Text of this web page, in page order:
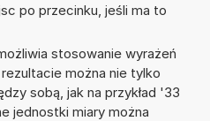
po przecinku, jeśli ma to
stosowanie wyrażeń
można nie tylko
sobą, jak na przykład '33
jednostki miary można